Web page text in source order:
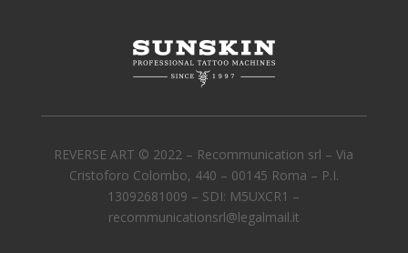
REVERSE ART © 2022 – Recommunication srl – Via
Cristoforo Colombo, 440 – 00145 Roma – P.I.
13092681009 – SDI: M5UXCR1 –
recommunicationsrl@legalmail.it